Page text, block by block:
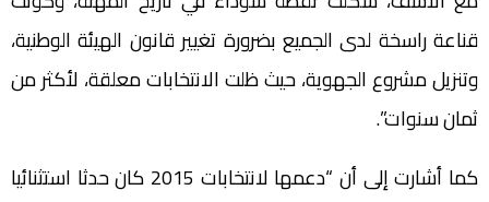
قناعة راسخة لدى الجميع بضرورة تغيير قانون الهيئة الوطنية،
وتنزيل مشروع الجهوية، حيث ظلت الانتخابات معلقة، لأكثر من
ثمان سنوات”.
كما أشارت إلى أن “دعمها لانتخابات 2015 كان حدثا استثنائيا